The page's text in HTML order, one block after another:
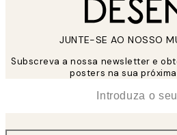
JUNTE-SE AO NOSSO
Subscreva a nossa newsletter e
posters na sua